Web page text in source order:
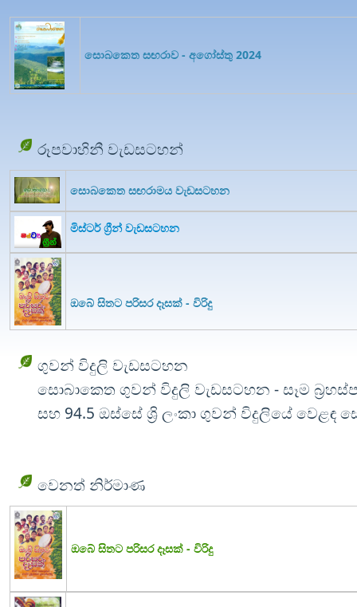
සොබකෙත සඟරාව - අගෝස්තු 2024
රූපවාහිනී වැඩසටහන්
සොබකෙත සඟරාමය වැඩසටහන
මිස්ටර් ග්‍රීන් වැඩසටහන
ඔබේ සිතට පරිසර දෑසක් - විරිදු
ගුවන් විදුලි වැඩසටහන
සොබාකෙත ගුවන් විදුලි වැඩසටහන - සෑම
සහ 94.5 ඔස්සේ ශ්‍රි ලංකා ගුවන් විදුලියේ වෙළඳ
වෙනත් නිර්මාණ
ඔබේ සිතට පරිසර දෑසක් - විරිදු